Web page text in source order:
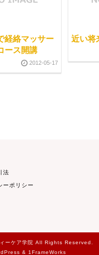
経絡マッサー
ース開講
2012-05-17
近い将
法
ーポリシー
ーケア学院 All Rights Reserved.
& 1FrameWorks